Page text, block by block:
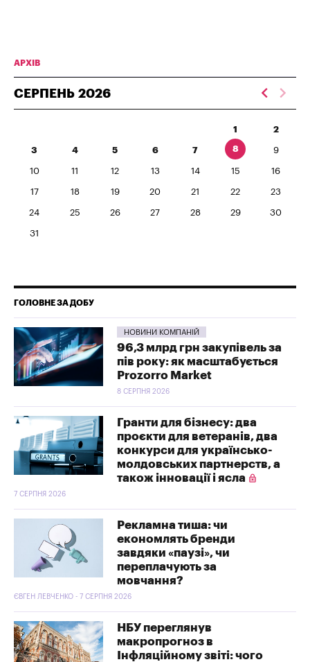
АРХІВ
СЕРПЕНЬ 2026
1 2
3 4 5 6 7 8 9
10 11 12 13 14 15 16
17 18 19 20 21 22 23
24 25 26 27 28 29 30
31
ГОЛОВНЕ ЗА ДОБУ
НОВИНИ КОМПАНІЙ
96,3 млрд грн закупівель за
пів року: як масштабується
Prozorro Market
8 СЕРПНЯ 2026
Гранти для бізнесу: два
проєкти для ветеранів, два
конкурси для українсько-
молдовських партнерств, а
також інновації і ясла
7 СЕРПНЯ 2026
Рекламна тиша: чи
економлять бренди
завдяки «паузі», чи
переплачують за
мовчання?
ЄВГЕН ЛЕВЧЕНКО - 7 СЕРПНЯ 2026
НБУ переглянув
макропрогноз в
Інфляційному звіті: чого